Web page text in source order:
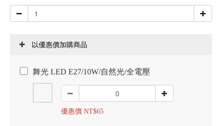
以優惠價加購商品
舞光 LED E27/10W/自然光/全電壓
優惠價 NT$65